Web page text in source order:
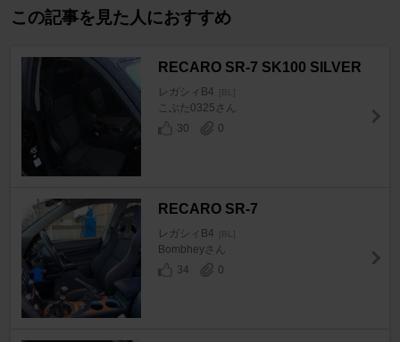
この記事を見た人におすすめ
RECARO SR-7 SK100 SILVER
レガシィB4 [BL]
こぶた0325さん
30
0
RECARO SR-7
レガシィB4 [BL]
Bombheyさん
34
0